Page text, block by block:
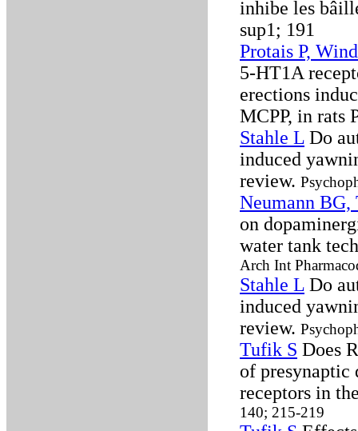
inhibe les
sup1; 191
Protais P,
5-HT1A
erections
MCPP, in rats
Stahle L Do
induced
review.
Neumann
on
water tank
Arch Int
Stahle L Do
induced
review.
Tufik S Does
of presynaptic
receptors in
140; 215-219